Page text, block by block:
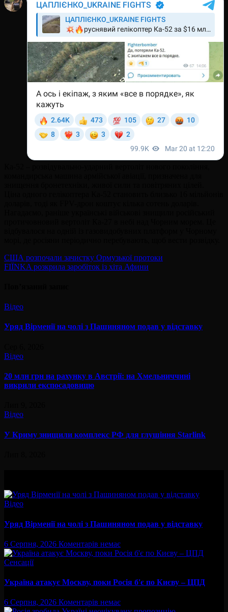
Навігація
записів
США розпочали зачистку Ормузької протоки
FIÏNKA розкрила заробіток із хіта Афини
Відео
Уряд Вірменії на чолі з Пашиняном подав у відставку
Відео
20 млн грн на рахунку в Австрії: на Хмельниччині
викрили експосадовицю
Відео
У Криму знищили комплекс РФ для глушіння Starlink
Відео
Уряд Вірменії на чолі з Пашиняном подав у відставку
6 Серпня, 2026 Коментарів немає
Сенсації
Україна атакує Москву, поки Росія б'є по Києву – ЦПД
6 Серпня, 2026 Коментарів немає